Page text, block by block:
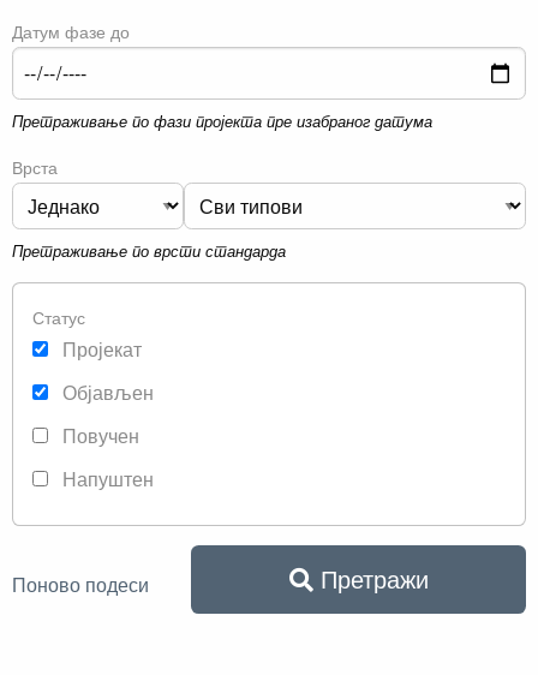
Датум фазе до
Претраживање по фази пројекта пре изабраног датума
Врста
Претраживање по врсти стандарда
Статус
Пројекат
Објављен
Повучен
Напуштен
Поново подеси Претражи